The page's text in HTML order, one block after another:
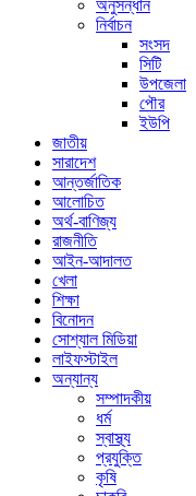
অনুসন্ধান
নির্বাচন
সংসদ
সিটি
উপজেলা
পৌর
ইউপি
জাতীয়
সারাদেশ
আন্তর্জাতিক
আলোচিত
অর্থ-বাণিজ্য
রাজনীতি
আইন-আদালত
খেলা
শিক্ষা
বিনোদন
সোশ্যাল মিডিয়া
লাইফস্টাইল
অন্যান্য
সম্পাদকীয়
ধর্ম
স্বাস্থ্য
প্রযুক্তি
কৃষি